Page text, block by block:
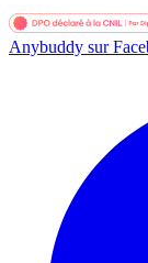
Anybuddy sur